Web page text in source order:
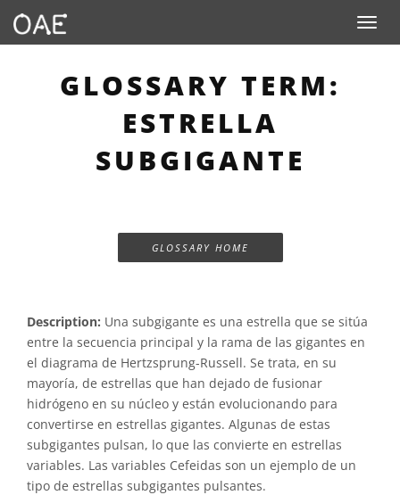
Toggle
GLOSSARY TERM:
ESTRELLA
SUBGIGANTE
GLOSSARY HOME
Description: Una subgigante es una estrella que se sitúa
entre la secuencia principal y la rama de las gigantes en
el diagrama de Hertzsprung-Russell. Se trata, en su
mayoría, de estrellas que han dejado de fusionar
hidrógeno en su núcleo y están evolucionando para
convertirse en estrellas gigantes. Algunas de estas
subgigantes pulsan, lo que las convierte en estrellas
variables. Las variables Cefeidas son un ejemplo de un
tipo de estrellas subgigantes pulsantes.